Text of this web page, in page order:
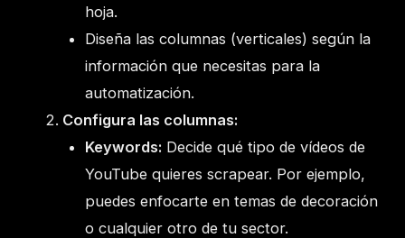
hoja.
Diseña las columnas (verticales) según la
información que necesitas para la
automatización.
Configura las columnas:
Keywords: Decide qué tipo de vídeos de
YouTube quieres scrapear. Por ejemplo,
puedes enfocarte en temas de decoración
o cualquier otro de tu sector.